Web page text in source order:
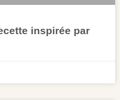
inspirée par